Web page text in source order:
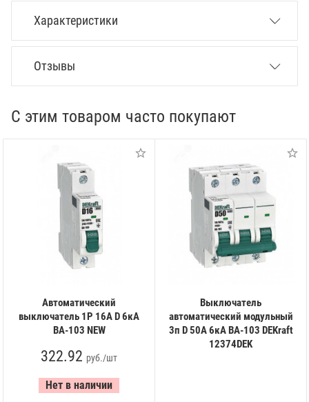
Характеристики
Отзывы
С этим товаром часто покупают
Автоматический
выключатель 1Р 16А D 6кА
ВА-103 NEW
322.92 руб./шт
Нет в наличии
Выключатель
автоматический модульный
3п D 50А 6кА ВА-103 DEKraft
12374DEK